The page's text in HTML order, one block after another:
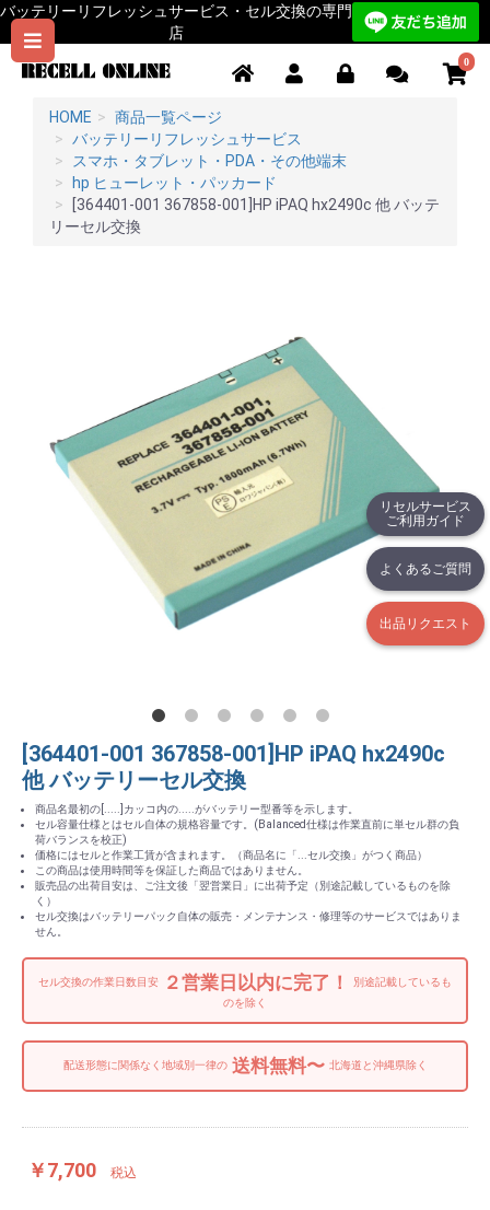
リセルサービス
ご利用ガイド
よくあるご質問
出品リクエスト
バッテリーリフレッシュサービス・セル交換の専門
店
0
HOME
商品一覧ページ
バッテリーリフレッシュサービス
スマホ・タブレット・PDA・その他端末
hp ヒューレット・パッカード
[364401-001 367858-001]HP iPAQ hx2490c 他 バッテ
リーセル交換
[364401-001 367858-001]HP iPAQ hx2490c
他 バッテリーセル交換
商品名最初の[.....]カッコ内の.....がバッテリー型番等を示します。
セル容量仕様とはセル自体の規格容量です。(Balanced仕様は作業直前に単セル群の負
荷バランスを校正)
価格にはセルと作業工賃が含まれます。（商品名に「...セル交換」がつく商品）
この商品は使用時間等を保証した商品ではありません。
販売品の出荷目安は、ご注文後「翌営業日」に出荷予定（別途記載しているものを除
く）
セル交換はバッテリーパック自体の販売・メンテナンス・修理等のサービスではありま
せん。
セル交換の作業日数目安 ２営業日以内に完了！
別途記載しているも
のを除く
配送形態に関係なく地域別一律の送料無料〜 北海道と沖縄県除く
￥7,700 税込